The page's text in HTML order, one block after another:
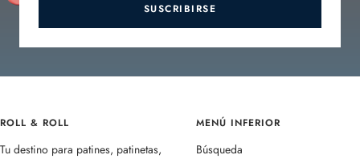
SUSCRIBIRSE
ROLL & ROLL
Tu destino para patines, patinetas,
MENÚ INFERIOR
Búsqueda